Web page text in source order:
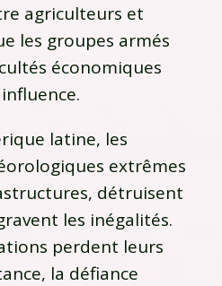
agriculteurs et
les groupes armés
économiques
latine, les
extrêmes
détruisent
les inégalités.
perdent leurs
la défiance